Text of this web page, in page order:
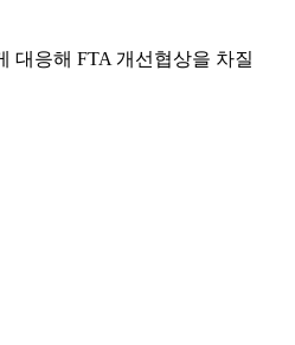
대응해 FTA 개선협상을 차질